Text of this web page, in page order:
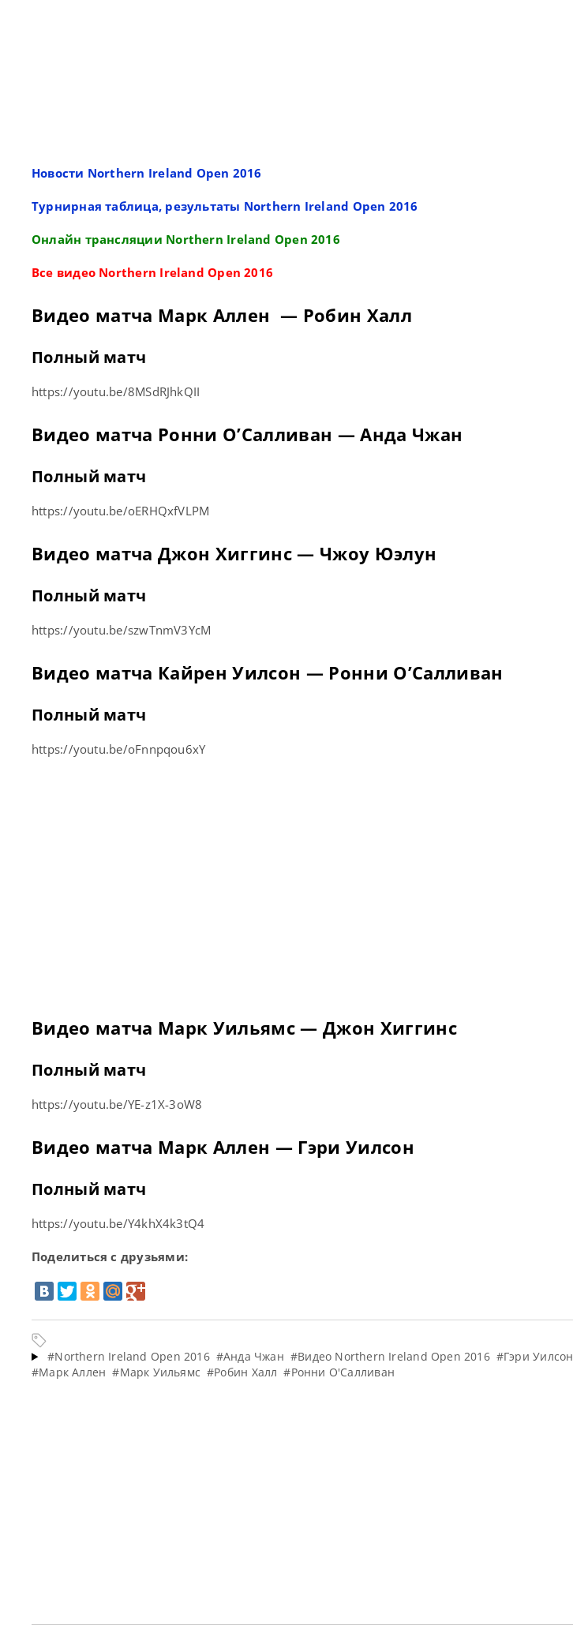
Новости Northern Ireland Open 2016
Турнирная таблица, результаты Northern Ireland Open 2016
Онлайн трансляции Northern Ireland Open 2016
Все видео Northern Ireland Open 2016
Видео матча Марк Аллен — Робин Халл
Полный матч
https://youtu.be/8MSdRJhkQII
Видео матча Ронни О’Салливан — Анда Чжан
Полный матч
https://youtu.be/oERHQxfVLPM
Видео матча Джон Хиггинс — Чжоу Юэлун
Полный матч
https://youtu.be/szwTnmV3YcM
Видео матча Кайрен Уилсон — Ронни О’Салливан
Полный матч
https://youtu.be/oFnnpqou6xY
Видео матча Марк Уильямс — Джон Хиггинс
Полный матч
https://youtu.be/YE-z1X-3oW8
Видео матча Марк Аллен — Гэри Уилсон
Полный матч
https://youtu.be/Y4khX4k3tQ4
Поделиться с друзьями:
#Northern Ireland Open 2016 #Анда Чжан #Видео Northern Ireland Open 2016 #Гэри Уилсон
#Марк Аллен #Марк Уильямс #Робин Халл #Ронни О'Салливан